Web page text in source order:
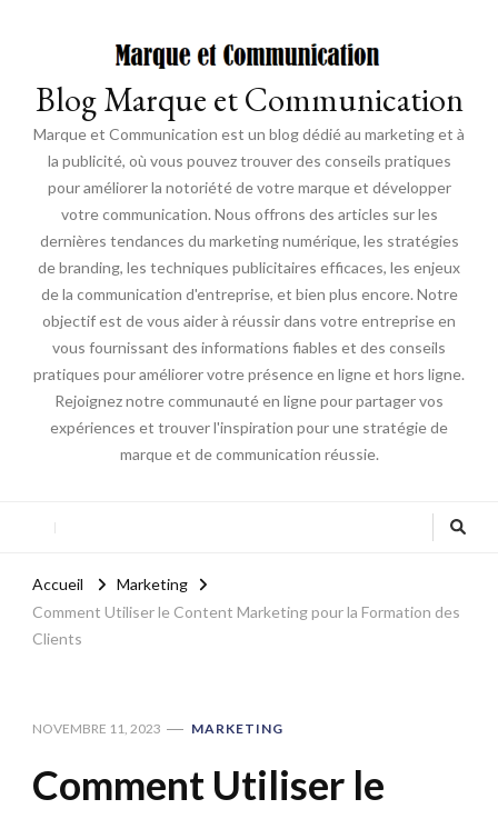
Blog Marque et Communication
Marque et Communication est un blog dédié au marketing et à
la publicité, où vous pouvez trouver des conseils pratiques
pour améliorer la notoriété de votre marque et développer
votre communication. Nous offrons des articles sur les
dernières tendances du marketing numérique, les stratégies
de branding, les techniques publicitaires efficaces, les enjeux
de la communication d'entreprise, et bien plus encore. Notre
objectif est de vous aider à réussir dans votre entreprise en
vous fournissant des informations fiables et des conseils
pratiques pour améliorer votre présence en ligne et hors ligne.
Rejoignez notre communauté en ligne pour partager vos
expériences et trouver l'inspiration pour une stratégie de
marque et de communication réussie.
Accueil
Marketing
Comment Utiliser le Content Marketing pour la Formation des
Clients
NOVEMBRE 11, 2023 MARKETING
Comment Utiliser le